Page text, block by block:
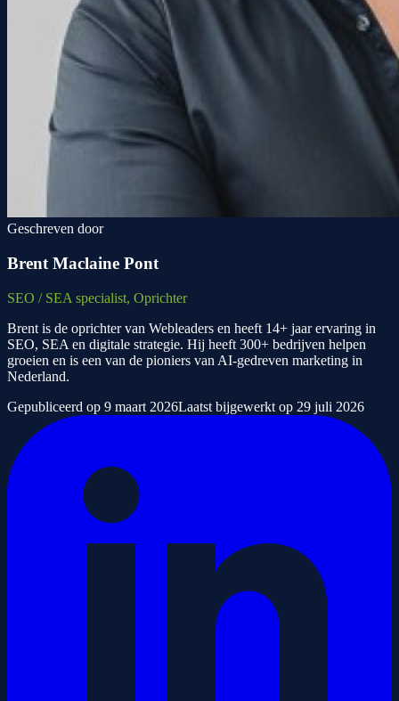
Geschreven door
Brent Maclaine Pont
SEO / SEA specialist, Oprichter
Brent is de oprichter van Webleaders en heeft 14+ jaar ervaring in
SEO, SEA en digitale strategie. Hij heeft 300+ bedrijven helpen
groeien en is een van de pioniers van AI-gedreven marketing in
Nederland.
Gepubliceerd op 9 maart 2026Laatst bijgewerkt op 29 juli 2026